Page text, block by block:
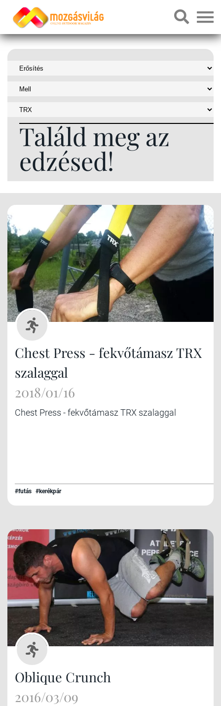
Találd meg az
edzésed!
Chest Press - fekvőtámasz TRX
szalaggal
2018/01/16
Chest Press - fekvőtámasz TRX szalaggal
#futás #kerékpár
Oblique Crunch
2016/03/09